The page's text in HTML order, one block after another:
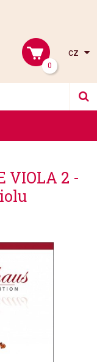
0
cz
VIOLA 2 -